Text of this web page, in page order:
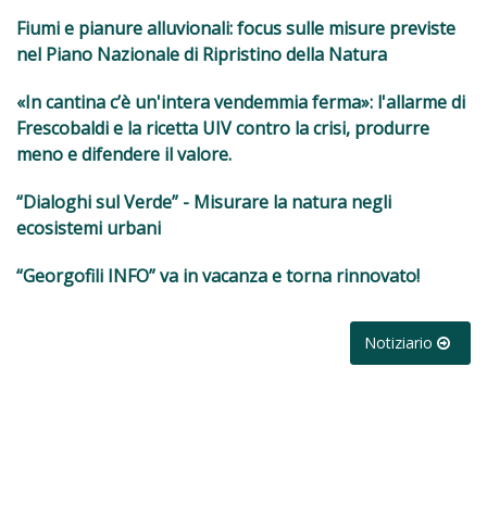
Fiumi e pianure alluvionali: focus sulle misure previste
nel Piano Nazionale di Ripristino della Natura
«In cantina c’è un'intera vendemmia ferma»: l'allarme di
Frescobaldi e la ricetta UIV contro la crisi, produrre
meno e difendere il valore.
“Dialoghi sul Verde” - Misurare la natura negli
ecosistemi urbani
“Georgofili INFO” va in vacanza e torna rinnovato!
Notiziario